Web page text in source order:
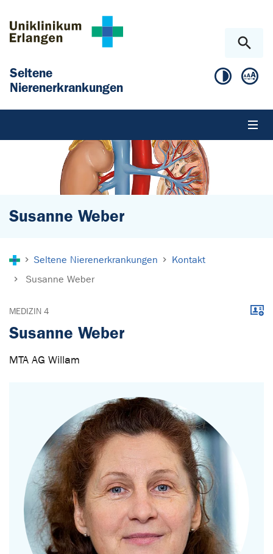
Seltene
Nierenerkrankungen
Susanne Weber
Seltene Nierenerkrankungen
Kontakt
Susanne Weber
MEDIZIN 4
Susanne Weber
MTA AG Willam